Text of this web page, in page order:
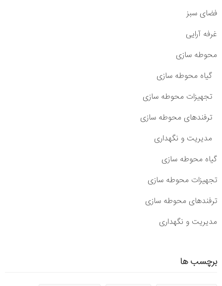
فضای سبز
غرفه آرایی
محوطه سازی
گیاه محوطه سازی
تجهیزات محوطه سازی
ترفندهای محوطه سازی
مدیریت و نگهداری
گیاه محوطه سازی
تجهیزات محوطه سازی
ترفندهای محوطه سازی
مدیریت و نگهداری
برچسب ها